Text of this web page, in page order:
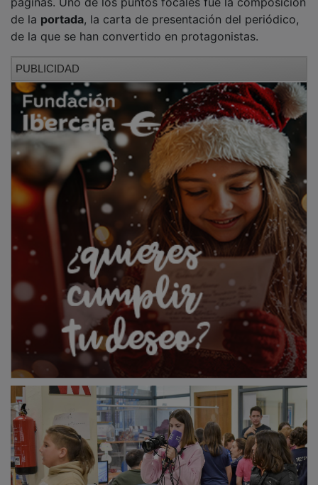
de laportada , la carta de presentación del periódico,
de la que se han convertido en protagonistas.